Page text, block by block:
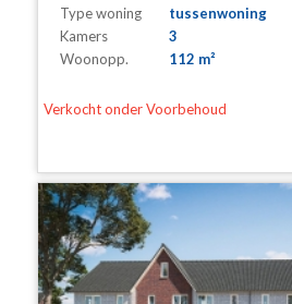
Type woning
tussenwoning
Kamers
3
Woonopp.
112 m²
Verkocht onder Voorbehoud